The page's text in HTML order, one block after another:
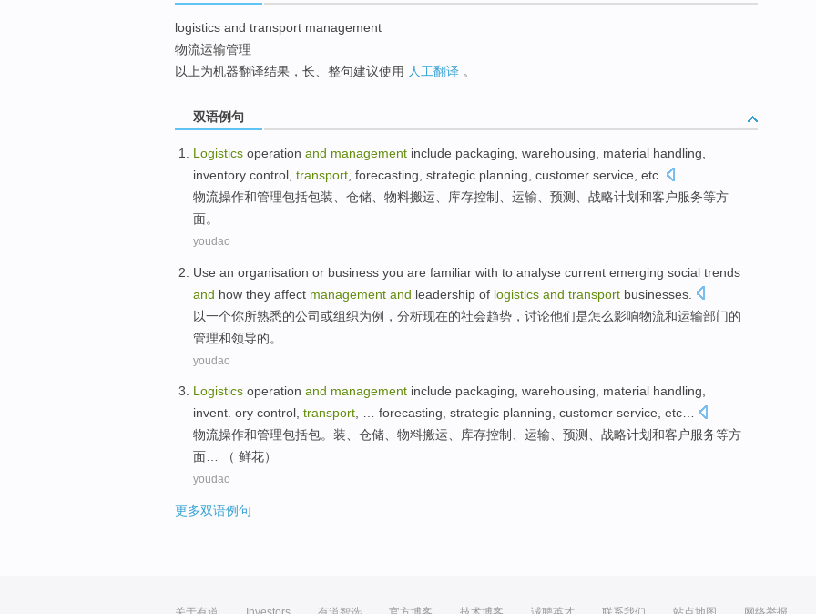
logistics and transport management
物流运输管理
以上为机器翻译结果，长、整句建议使用 人工翻译 。
双语例句
Logistics operation and management include packaging warehousing material handling
inventory control transport forecasting strategic planning customer service etc
物流操作和管理包括包装 仓储 物料搬运 库存控制 运输 预测 战略计划和客户服务等方
面。
youdao
Use an organisation or business you are familiar with to analyse current emerging social trends
and how they affect management and leadership of logistics and transport businesses
以一个你所熟悉的公司或组织为例， 分析现在的社会趋势 ，讨论他们是怎么影响物流和运输部门的
管理和领导的。
youdao
Logistics operation and management include packaging, warehousing, material handling,
invent. ory control, transport, … forecasting, strategic planning, customer service, etc…
物流操作和管理包括包。装、 仓储、 物料搬运、库存控制 、 运输、 预测 、 战略计划和客户服务等方
面… （ 鲜花）
youdao
更多双语例句